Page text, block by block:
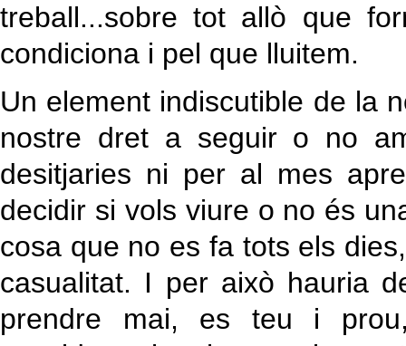
treball...sobre tot allò que
condiciona i pel que lluitem.
Un element indiscutible de la
nostre dret a seguir o no
desitjaries ni per al mes
decidir si vols viure o no és
cosa que no es fa tots els
casualitat. I per això hauria
prendre mai, es teu i